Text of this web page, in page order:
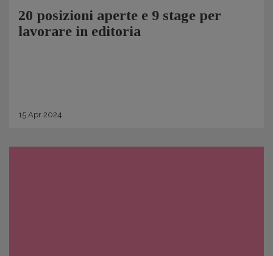
20 posizioni aperte e 9 stage per
lavorare in editoria
15 Apr 2024